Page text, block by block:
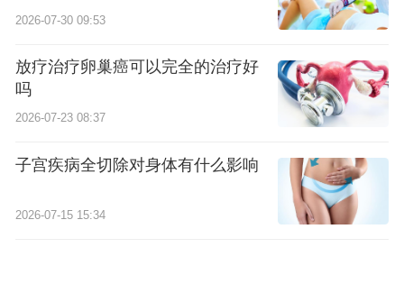
2026-07-30 09:53
放疗治疗卵巢癌可以完全的治疗好
吗
2026-07-23 08:37
子宫疾病全切除对身体有什么影响
2026-07-15 15:34